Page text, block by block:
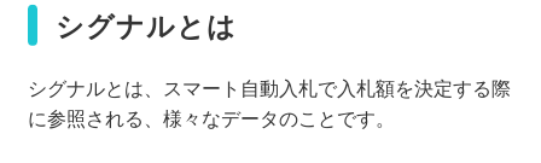
シグナルとは
シグナルとは、スマート自動入札で入札額を決定する際
に参照される、様々なデータのことです。